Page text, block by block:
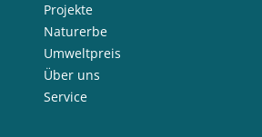
Projekte
Naturerbe
Umweltpreis
Über uns
Service